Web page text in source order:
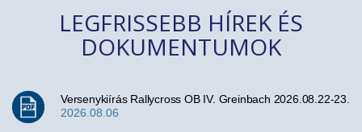
LEGFRISSEBB HÍREK ÉS
DOKUMENTUMOK
Versenykiírás Rallycross OB IV. Greinbach 2026.08.22-23.
2026.08.06